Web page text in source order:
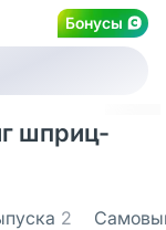
Бонусы
шприц-
2